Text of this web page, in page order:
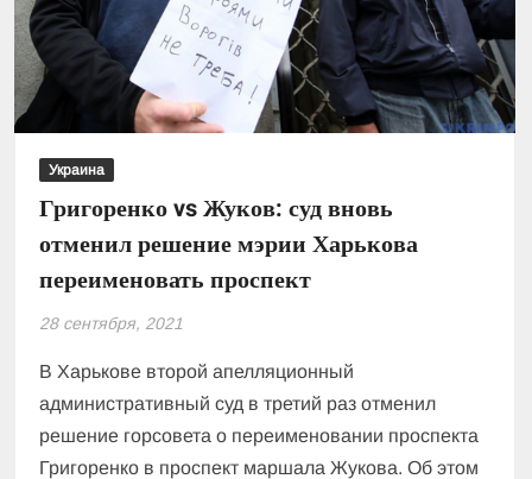
Украина
Григоренко vs Жуков: суд вновь
отменил решение мэрии Харькова
переименовать проспект
28 сентября, 2021
В Харькове второй апелляционный
административный суд в третий раз отменил
решение горсовета о переименовании проспекта
Григоренко в проспект маршала Жукова. Об этом